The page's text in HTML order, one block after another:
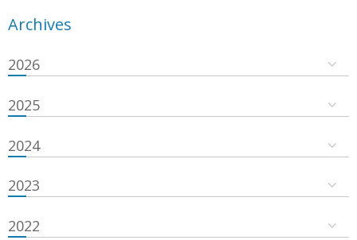
Archives
2026
2025
2024
2023
2022